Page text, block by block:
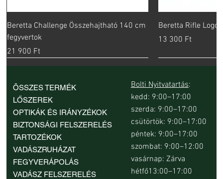
Beretta Challenge Összehajtható 140 cm
fegyvertok
Ár
21 900 Ft
Beretta Rifle Logo
Ár
13 300 Ft
ÖSSZES TERMÉK
LŐSZEREK
OPTIKÁK ÉS IRÁNYZÉKOK
BIZTONSÁGI FELSZERELÉS
TARTOZÉKOK
VADÁSZRUHÁZAT
FEGYVERÁPOLÁS
VADÁSZ FELSZERELÉS
Bolti Nyitvatartás:
kedd: 9:00–17:00
szerda: 9:00–17:00
csütörtök: 9:00–17:00
péntek: 9:00–17:00
szombat: 9:00–12:00
vasárnap: Zárva
hétfő13:00–17:00